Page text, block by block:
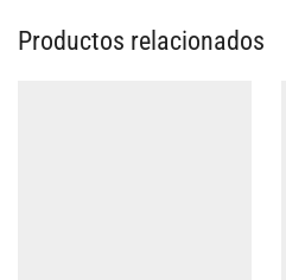
Productos relacionados